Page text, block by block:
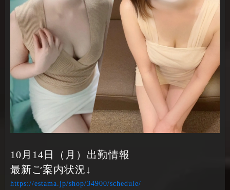
10月14日（月）出勤情報
最新ご案内状況↓
https://estama.jp/shop/34900/schedule/